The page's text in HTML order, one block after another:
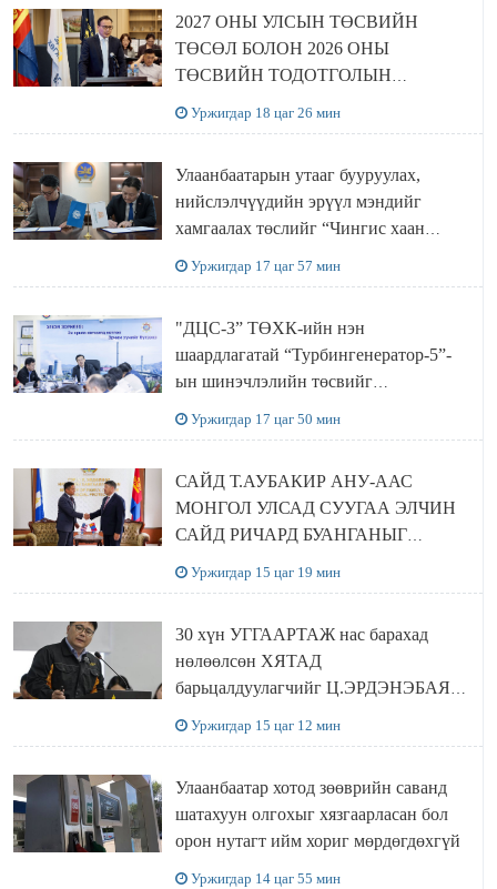
2027 ОНЫ УЛСЫН ТӨСВИЙН
ТӨСӨЛ БОЛОН 2026 ОНЫ
ТӨСВИЙН ТОДОТГОЛЫН
Уржигдар 18 цаг 26 мин
Улаанбаатарын утааг бууруулах,
нийслэлчүүдийн эрүүл мэндийг
хамгаалах төслийг “Чингис хаан
Уржигдар 17 цаг 57 мин
"ДЦС-3” ТӨХК-ийн нэн
шаардлагатай “Турбингенератор-5”-
ын шинэчлэлийн төсвийг
Уржигдар 17 цаг 50 мин
САЙД Т.АУБАКИР АНУ-ААС
МОНГОЛ УЛСАД СУУГАА ЭЛЧИН
САЙД РИЧАРД БУАНГАНЫГ
Уржигдар 15 цаг 19 мин
30 хүн УГГААРТАЖ нас барахад
нөлөөлсөн ХЯТАД
барьцалдуулагчийг Ц.ЭРДЭНЭБАЯР
Уржигдар 15 цаг 12 мин
Улаанбаатар хотод зөөврийн саванд
шатахуун олгохыг хязгаарласан бол
орон нутагт ийм хориг мөрдөгдөхгүй
Уржигдар 14 цаг 55 мин